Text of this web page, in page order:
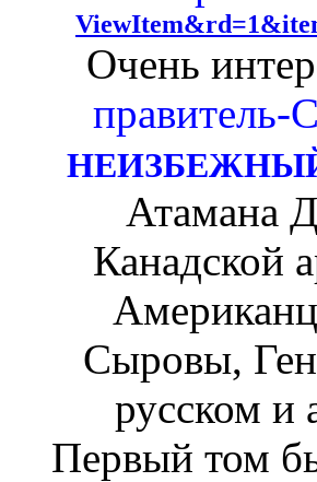
Очень
Атамана
Канадской
Сыровы,
русском и
Первый том